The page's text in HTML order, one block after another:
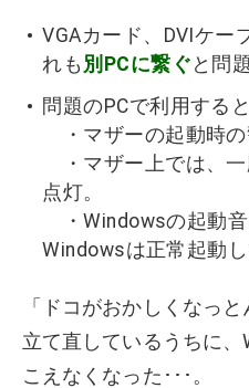
VGAカード、DVIケー
れも 別PCに繋ぐ と問
問題のPCで利用する
・マザーの起動時の
・マザー上では、一
点灯。
・Windowsの起動
Windowsは正常起動し
「ドコがおかしくなっ
立て直しているうちに
こえなくなった･･･。